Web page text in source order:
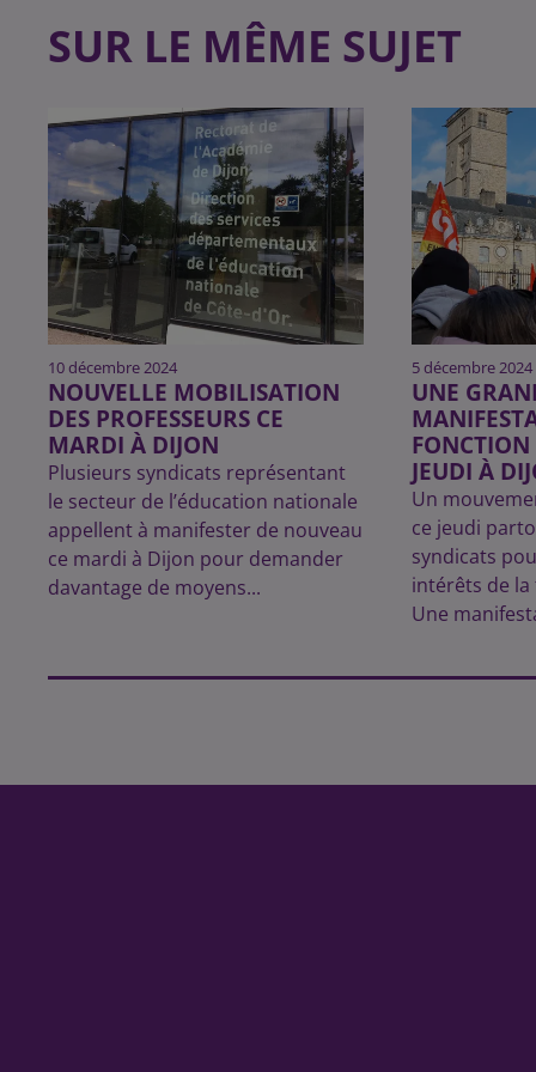
SUR LE MÊME SUJET
10 décembre 2024
NOUVELLE MOBILISATION
DES PROFESSEURS CE
MARDI À DIJON
Plusieurs syndicats représentant
le secteur de l’éducation nationale
appellent à manifester de nouveau
ce mardi à Dijon pour demander
davantage de moyens...
5 décembre 2024
UNE
FONCTION
JEUDI À
Un
ce jeudi
syndicats
intérêts de
Une